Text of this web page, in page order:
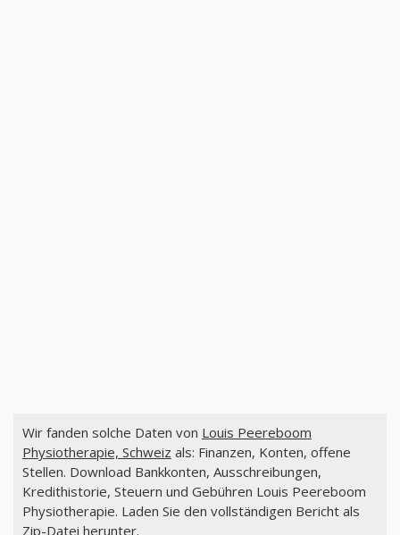
Wir fanden solche Daten von Louis Peereboom
Physiotherapie, Schweiz als: Finanzen, Konten, offene
Stellen. Download Bankkonten, Ausschreibungen,
Kredithistorie, Steuern und Gebühren Louis Peereboom
Physiotherapie. Laden Sie den vollständigen Bericht als
Zip-Datei herunter.